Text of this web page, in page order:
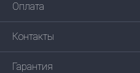
Оплата
Контакты
Гарантия